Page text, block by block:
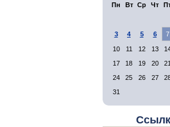
Пн Вт Ср Чт
3 4 5 6 7
10 11 12 13
17
18 19 20 21
24
25 26 27
31